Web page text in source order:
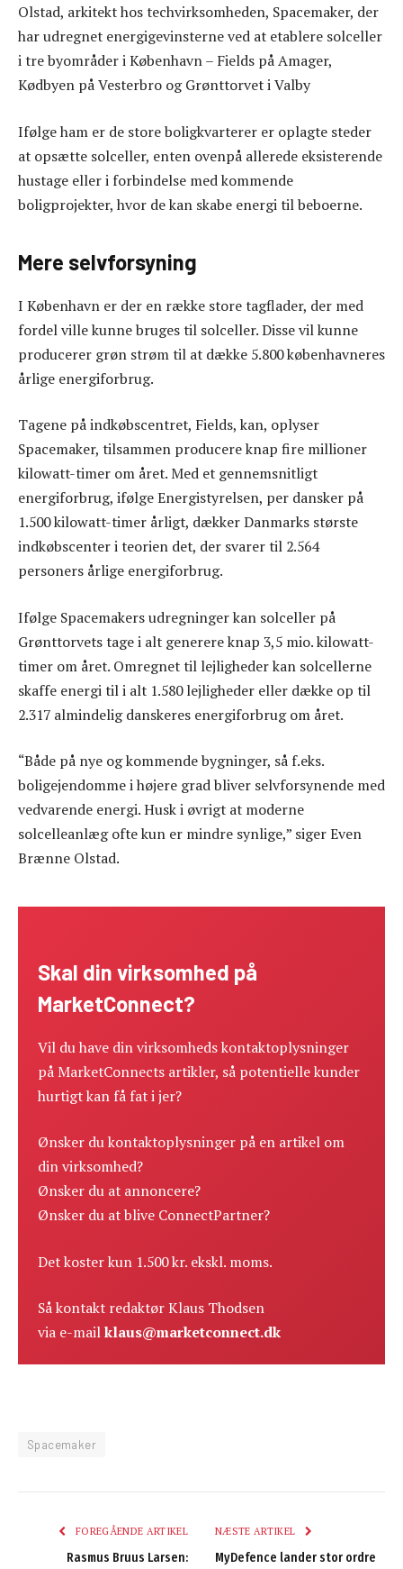
Olstad, arkitekt hos techvirksomheden, Spacemaker, der
har udregnet energigevinsterne ved at etablere solceller
i tre byområder i København – Fields på Amager,
Kødbyen på Vesterbro og Grønttorvet i Valby
Ifølge ham er de store boligkvarterer er oplagte steder
at opsætte solceller, enten ovenpå allerede eksisterende
hustage eller i forbindelse med kommende
boligprojekter, hvor de kan skabe energi til beboerne.
Mere selvforsyning
I København er der en række store tagflader, der med
fordel ville kunne bruges til solceller. Disse vil kunne
producerer grøn strøm til at dække 5.800 københavneres
årlige energiforbrug.
Tagene på indkøbscentret, Fields, kan, oplyser
Spacemaker, tilsammen producere knap fire millioner
kilowatt-timer om året. Med et gennemsnitligt
energiforbrug, ifølge Energistyrelsen, per dansker på
1.500 kilowatt-timer årligt, dækker Danmarks største
indkøbscenter i teorien det, der svarer til 2.564
personers årlige energiforbrug.
Ifølge Spacemakers udregninger kan solceller på
Grønttorvets tage i alt generere knap 3,5 mio. kilowatt-
timer om året. Omregnet til lejligheder kan solcellerne
skaffe energi til i alt 1.580 lejligheder eller dække op til
2.317 almindelig danskeres energiforbrug om året.
“Både på nye og kommende bygninger, så f.eks.
boligejendomme i højere grad bliver selvforsynende med
vedvarende energi. Husk i øvrigt at moderne
solcelleanlæg ofte kun er mindre synlige,” siger Even
Brænne Olstad.
Skal din virksomhed på
MarketConnect?
Vil du have din virksomheds kontaktoplysninger
på MarketConnects artikler, så potentielle kunder
hurtigt kan få fat i jer?
Ønsker du kontaktoplysninger på en artikel om
din virksomhed?
Ønsker du at annoncere?
Ønsker du at blive ConnectPartner?
Det koster kun 1.500 kr. ekskl. moms.
Så kontakt redaktør Klaus Thodsen
via e-mailklaus@marketconnect.dk
Spacemaker
FOREGÅENDE ARTIKEL
Rasmus Bruus Larsen:
NÆSTE ARTIKEL
MyDefence lander stor ordre